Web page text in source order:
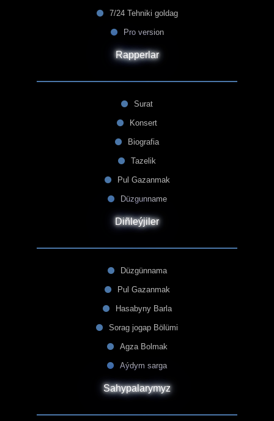
7/24 Tehniki goldag
Pro version
Rapperlar
Surat
Konsert
Biografia
Tazelik
Pul Gazanmak
Düzgunname
Diñleýjiler
Düzgünnama
Pul Gazanmak
Hasabyny Barla
Sorag jogap Bölümi
Agza Bolmak
Aýdym sarga
Sahypalarymyz